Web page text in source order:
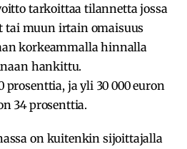
tarkoittaa tilannetta jossa
tai muun irtain omaisuus
korkeammalla hinnalla
hankittu.
prosenttia, ja yli 30 000 euron
34 prosenttia.
on kuitenkin sijoittajalla